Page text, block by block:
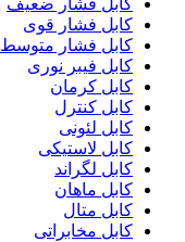
کابل فشار ضعیف
کابل فشار قوی
کابل فشار متوسط
کابل فیبر نوری
کابل کرمان
کابل کنترل
کابل لئونی
کابل لاستیکی
کابل لگراند
کابل ماهان
کابل متال
کابل مخابراتی